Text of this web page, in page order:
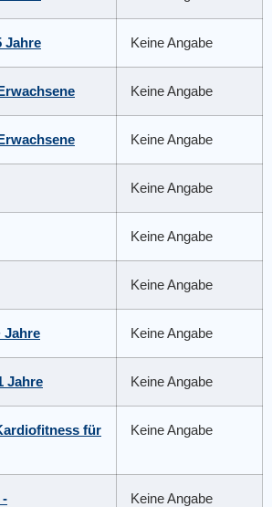
Jahre Keine Angabe
Keine Angabe
Keine Angabe
Keine Angabe
Keine Angabe
Keine Angabe
Jahre Keine Angabe
Jahre Keine Angabe
für
Keine Angabe
-
Keine Angabe